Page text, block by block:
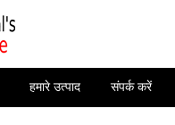
हमारे उत्पाद संपर्क करें